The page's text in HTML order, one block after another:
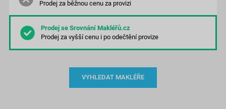
Prodej za běžnou cenu za provizi
Prodej za vyšší cenui po odečtění provize
VYHLEDAT MAKLÉŘE